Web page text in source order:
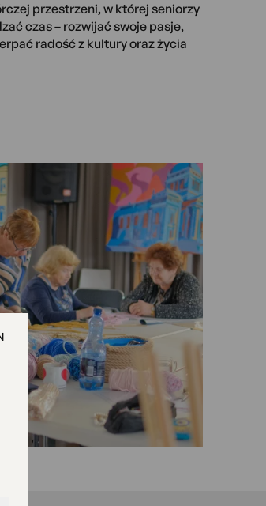
przestrzeni, w której seniorzy
czas – rozwijać swoje pasje,
radość z kultury oraz życia